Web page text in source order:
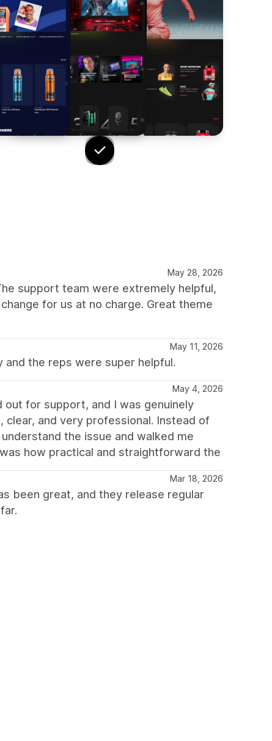
May 28, 2026
support team were extremely helpful,
for us at no charge. Great theme
May 11, 2026
and the reps were super helpful.
May 4, 2026
for support, and I was genuinely
and very professional. Instead of
the issue and walked me
how practical and straightforward the
Mar 18, 2026
been great, and they release regular